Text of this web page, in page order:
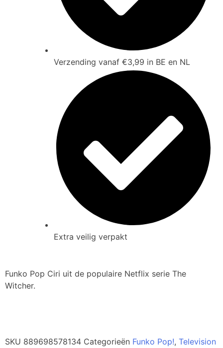
Verzending vanaf €3,99 in BE en NL
Extra veilig verpakt
Funko Pop Ciri uit de populaire Netflix serie The
Witcher.
SKU 889698578134 Categorieën Funko Pop!, Television